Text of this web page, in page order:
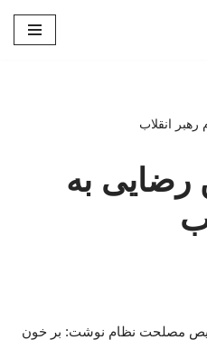
انقلاب
به
مصلحت نظام نوشت: بر خون